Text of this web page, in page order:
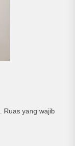
Ruas yang wajib